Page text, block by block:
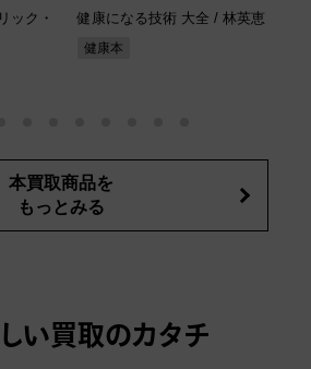
ック・
健康になる技術 大全 / 林英恵
健康本
本買取商品を
もっとみる
い買取のカタチ